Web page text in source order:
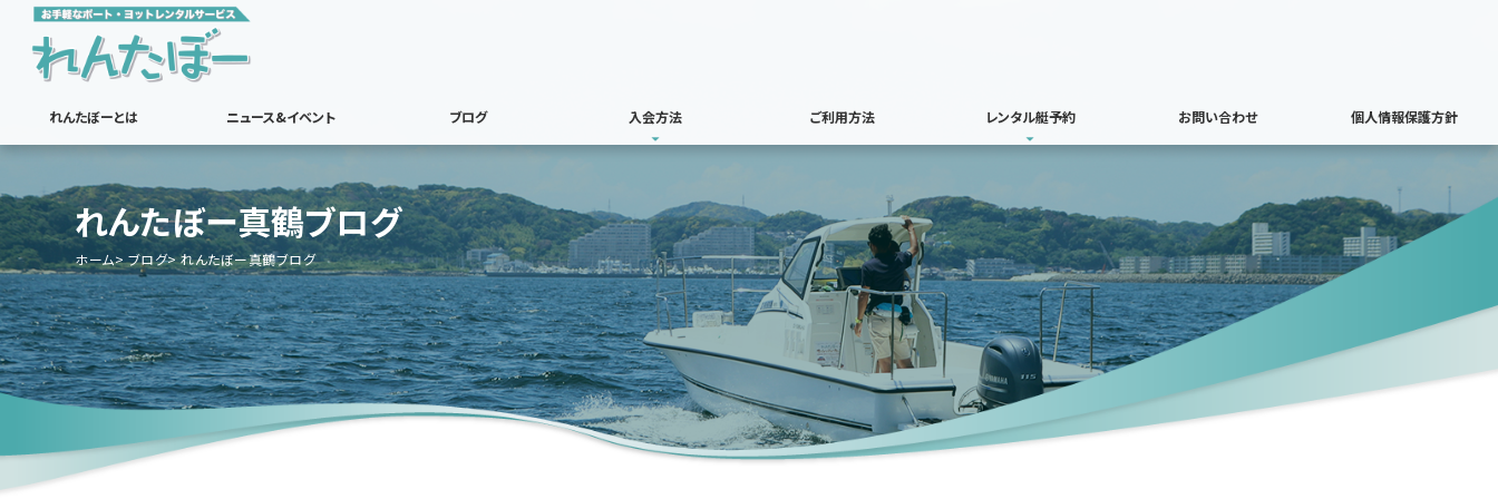
れんたぼーとは ニュース&イベント ブログ 入会方法 ご利用方法 レンタル艇予約 お問い合わせ 個人情報保護方針
れんたぼー真鶴ブログ
ホーム ブログ れんたぼー真鶴ブログ